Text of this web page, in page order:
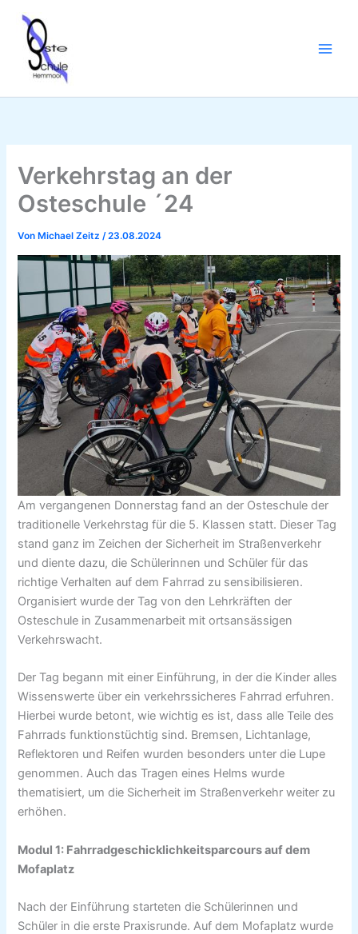
Inhalt
springen
Verkehrstag an der
Osteschule ´24
Von Michael Zeitz/23.08.2024
Am vergangenen Donnerstag fand an der Osteschule der
traditionelle Verkehrstag für die 5. Klassen statt. Dieser Tag
stand ganz im Zeichen der Sicherheit im Straßenverkehr
und diente dazu, die Schülerinnen und Schüler für das
richtige Verhalten auf dem Fahrrad zu sensibilisieren.
Organisiert wurde der Tag von den Lehrkräften der
Osteschule in Zusammenarbeit mit ortsansässigen
Verkehrswacht.
Der Tag begann mit einer Einführung, in der die Kinder alles
Wissenswerte über ein verkehrssicheres Fahrrad erfuhren.
Hierbei wurde betont, wie wichtig es ist, dass alle Teile des
Fahrrads funktionstüchtig sind. Bremsen, Lichtanlage,
Reflektoren und Reifen wurden besonders unter die Lupe
genommen. Auch das Tragen eines Helms wurde
thematisiert, um die Sicherheit im Straßenverkehr weiter zu
erhöhen.
Modul 1: Fahrradgeschicklichkeitsparcours auf dem
Mofaplatz
Nach der Einführung starteten die Schülerinnen und
Schüler in die erste Praxisrunde. Auf dem Mofaplatz wurde